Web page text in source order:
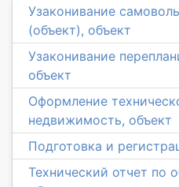
Узаконивание
(объект), объект
Узаконивание
объект
Оформление
недвижимость, объект
Подготовка и
Технический отчет по